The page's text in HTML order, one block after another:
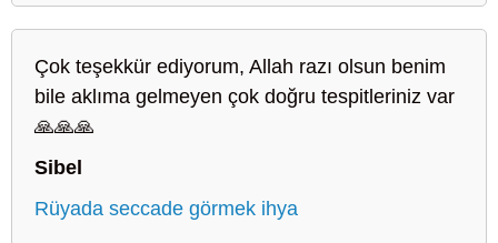
Çok teşekkür ediyorum, Allah razı olsun benim
bile aklıma gelmeyen çok doğru tespitleriniz var
🙏🙏🙏
Sibel
Rüyada seccade görmek ihya